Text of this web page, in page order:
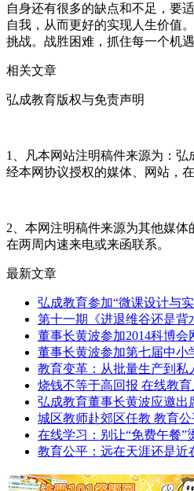
自身还有很多的缺点和不足，要
自我，从而更好的实现人生价值
挑战。战胜困难，抓住每一个机
相关文章
弘成教育版权与免责声明
1、凡本网站注明稿件来源为：
经本网协议授权的媒体、网站，
2、本网注明稿件来源为其他媒
在两周内速来电或来函联系。
最新文章
弘成教育参加“微课设计与
第十一期《进退维谷还是背
董事长黄波参加2014科博会
董事长黄波参加第七届中小
教育变革：从批量生产到私
烧钱不等于高回报 在线教
弘成教育董事长黄波应邀出
城区教师赴郊区任教 教育
在线学习：别让“免费午餐”
教育公平：远在天涯还是近